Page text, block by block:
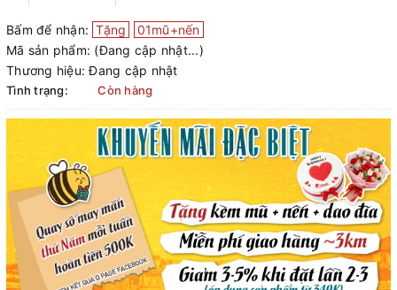
Bấm để nhận: Tặng
01mũ+nến
Mã sản phẩm: (Đang cập nhật...)
Thương hiệu: Đang cập nhật
Tình trạng: Còn hàng